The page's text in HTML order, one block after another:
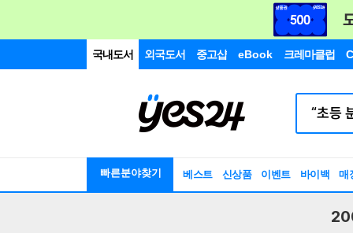
국내도서 외국도서 중고샵 eBook 크레마클럽
빠른분야찾기 베스트 신상품 이벤트 바이백 매